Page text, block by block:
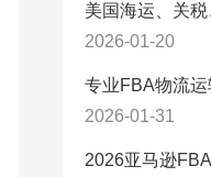
2026-01-20
2026-01-31